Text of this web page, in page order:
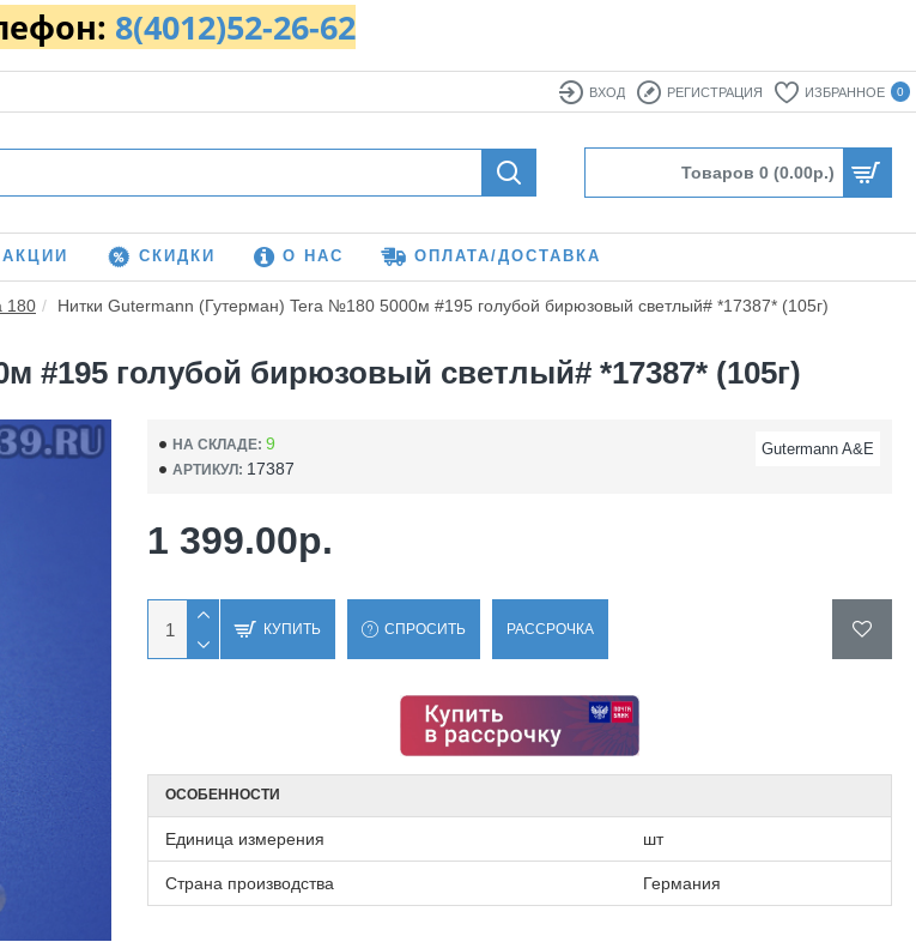
8(4012)52-26-62
ВХОД РЕГИСТРАЦИЯ ИЗБРАННОЕ 0
Товаров 0 (0.00р.)
АКЦИИ СКИДКИ О НАС ОПЛАТА/ДОСТАВКА
180 Нитки Gutermann (Гутерман) Tera №180 5000м #195 голубой бирюзовый светлый# *17387* (105г)
#195 голубой бирюзовый светлый# *17387* (105г)
НА СКЛАДЕ: 9
АРТИКУЛ: 17387
Gutermann A&E
1 399.00р.
КУПИТЬ СПРОСИТЬ РАССРОЧКА
ОСОБЕННОСТИ
Единица измерения шт
Страна производства Германия